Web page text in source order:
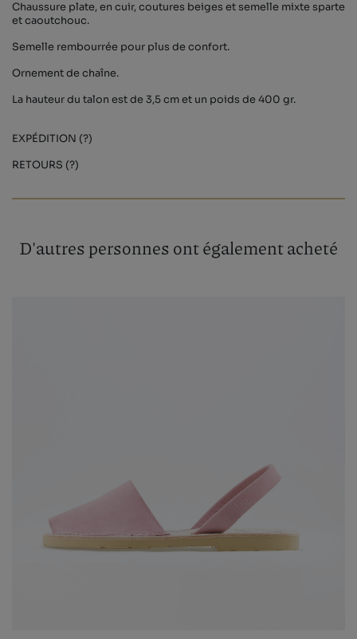
Chaussure plate, en cuir, coutures beiges et semelle mixte sparte
et caoutchouc.
Semelle rembourrée pour plus de confort.
Ornement de chaîne.
La hauteur du talon est de 3,5 cm et un poids de 400 gr.
EXPÉDITION (?)
RETOURS (?)
D'autres personnes ont également acheté